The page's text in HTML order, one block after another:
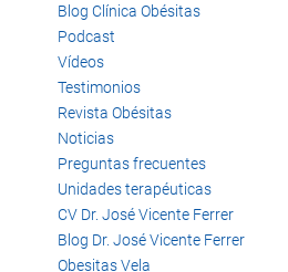
Blog Clínica Obésitas
Podcast
Vídeos
Testimonios
Revista Obésitas
Noticias
Preguntas frecuentes
Unidades terapéuticas
CV Dr. José Vicente Ferrer
Blog Dr. José Vicente Ferrer
Obesitas Vela